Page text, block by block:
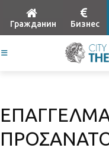
Гражданин Бизнес